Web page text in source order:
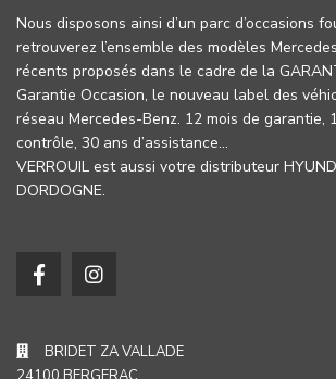
Nous disposons ainsi d’un parc d’occasions
retrouverez l’ensemble des modèles
récents proposés dans le cadre de la
Garantie Occasion, le nouveau label des
réseau Mercedes-Benz. 12 mois de garantie,
contrôle, 30 ans d’assistance…
VERROUIL est aussi votre distributeur
DORDOGNE.
BRIDET ZA VALLADE